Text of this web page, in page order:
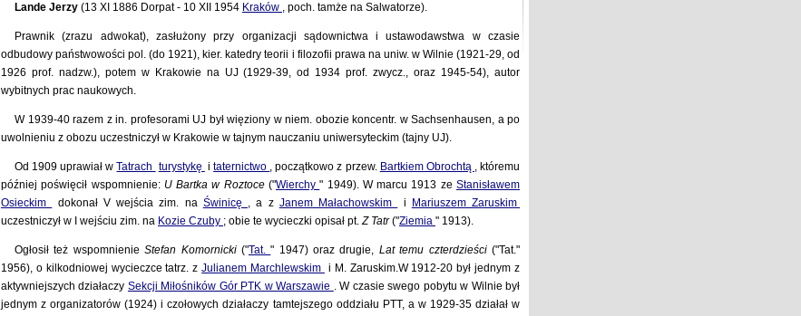
Lande Jerzy (13 XI 1886 Dorpat - 10 XII 1954 Kraków , poch. tamże na Salwatorze).
Prawnik (zrazu adwokat), zasłużony przy organizacji sądownictwa i ustawodawstwa w czasie
odbudowy państwowości pol. (do 1921), kier. katedry teorii i filozofii prawa na uniw. w Wilnie (1921-29, od
1926 prof. nadzw.), potem w Krakowie na UJ (1929-39, od 1934 prof. zwycz., oraz 1945-54), autor
wybitnych prac naukowych.
W 1939-40 razem z in. profesorami UJ był więziony w niem. obozie koncentr. w Sachsenhausen, a po
uwolnieniu z obozu uczestniczył w Krakowie w tajnym nauczaniu uniwersyteckim (tajny UJ).
Od 1909 uprawiał wTatrach turystykę itaternictwo , początkowo z przew. Bartkiem Obrochtą , któremu
później poświęcił wspomnienie: U Bartka w Roztoce("Wierchy" 1949). W marcu 1913 zeStanisławem
Osieckim
dokonał V wejścia zim. na Świnicę , a z Janem Małachowskim i
Mariuszem Zaruskim
uczestniczył w I wejściu zim. na Kozie Czuby ; obie te wycieczki opisał pt.Z Tatr("Ziemia " 1913).
Ogłosił też wspomnienieStefan Komornicki ("Tat." 1947) oraz drugie, Lat temu czterdzieści("Tat."
1956), o kilkodniowej wycieczce tatrz. zJulianem Marchlewskim i M. Zaruskim.W 1912-20 był jednym z
aktywniejszych działaczy Sekcji Miłośników Gór PTK w Warszawie . W czasie swego pobytu w Wilnie był
jednym z organizatorów (1924) i czołowych działaczy tamtejszego oddziału PTT, a w 1929-35 działał w